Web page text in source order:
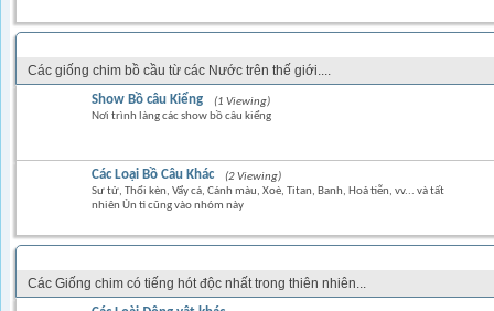
Các giống chim bồ cầu từ các Nước trên thế giới....
Show Bồ câu Kiểng
(1 Viewing)
Nơi trình làng các show bồ câu kiểng
Các Loại Bồ Câu Khác
(2 Viewing)
Sư tử, Thổi kèn, Vẩy cá, Cánh màu, Xoè, Titan, Banh, Hoả tiễn, vv... và tất
nhiên Ủn tì cũng vào nhóm này
Các Giống chim có tiếng hót độc nhất trong thiên nhiên...